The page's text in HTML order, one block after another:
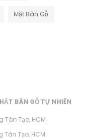
Mặt Bàn Gỗ
BÀN GỖ TỰ NHIÊN
Tân Tạo, HCM
Tân Tạo, HCM